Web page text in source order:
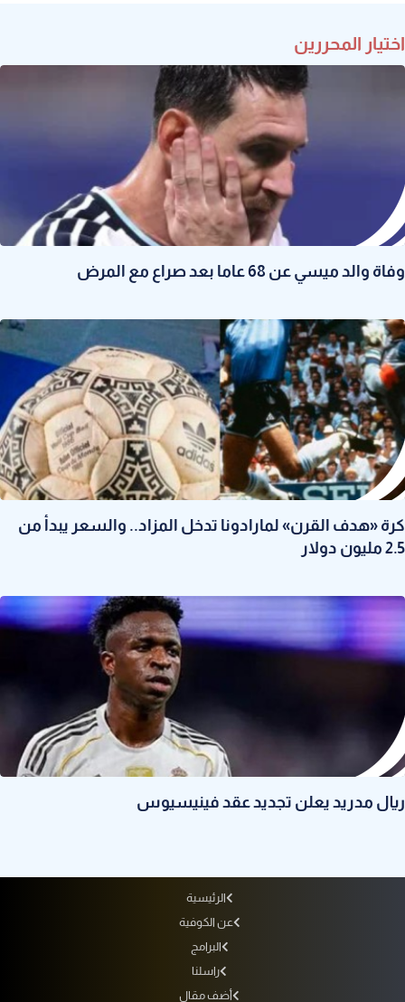
اختيار المحررين
وفاة والد ميسي عن 68 عاما بعد صراع مع المرض
كرة «هدف القرن» لمارادونا تدخل المزاد.. والسعر يبدأ من
2.5 مليون دولار
ريال مدريد يعلن تجديد عقد فينيسيوس
الرئيسية
عن الكوفية
البرامج
راسلنا
أضف مقال